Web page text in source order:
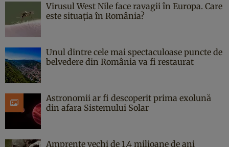
Virusul West Nile face ravagii în Europa. Care
este situația în România?
Unul dintre cele mai spectaculoase puncte de
belvedere din România va fi restaurat
Astronomii ar fi descoperit prima exolună
din afara Sistemului Solar
Amprente vechi de 1,4 milioane de ani